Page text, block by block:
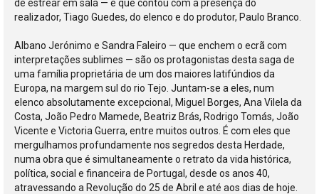
de estrear em sala — e que contou com a presença do
realizador, Tiago Guedes, do elenco e do produtor, Paulo Branco.
Albano Jerónimo e Sandra Faleiro — que enchem o ecrã com
interpretações sublimes — são os protagonistas desta saga de
uma família proprietária de um dos maiores latifúndios da
Europa, na margem sul do rio Tejo. Juntam-se a eles, num
elenco absolutamente excepcional, Miguel Borges, Ana Vilela da
Costa, João Pedro Mamede, Beatriz Brás, Rodrigo Tomás, João
Vicente e Victoria Guerra, entre muitos outros. É com eles que
mergulhamos profundamente nos segredos desta Herdade,
numa obra que é simultaneamente o retrato da vida histórica,
política, social e financeira de Portugal, desde os anos 40,
atravessando a Revolução do 25 de Abril e até aos dias de hoje.